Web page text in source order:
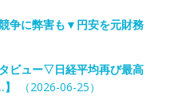
争に弊害も▼円安を元財務
ビュー▽日経平均再び最高
（2026-06-25）